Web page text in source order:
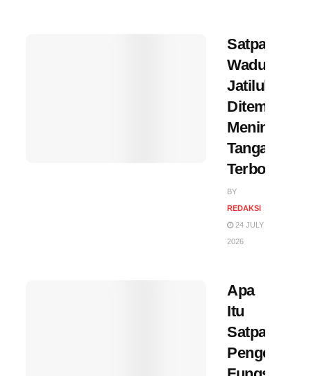
Satpam
Waduk
Jatiluhur
Ditemukan
Meninggal,
Tangan
Terborgol
BY
REDAKSI
24 JULY
2026
Apa
Itu
Satpam?
Pengertian,